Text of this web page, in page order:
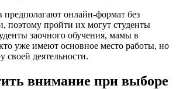
предполагают онлайн-формат без
поэтому пройти их могут студенты
заочного обучения, мамы в
уже имеют основное место работы, но
своей деятельности.
внимание при выборе